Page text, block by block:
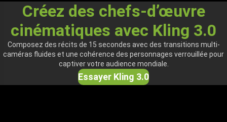
Créez des chefs-d’œuvre
cinématiques avec Kling 3.0
Composez des récits de 15 secondes avec des transitions multi-
caméras fluides et une cohérence des personnages verrouillée pour
captiver votre audience mondiale.
Essayer Kling 3.0